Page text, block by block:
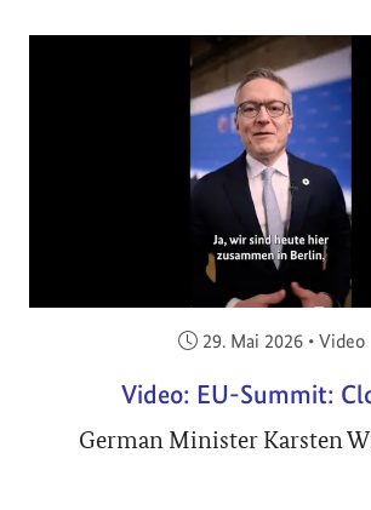
Veröffentlicht am:
29. Mai 2026 • Video
Video: EU-Summit:
German Minister Karsten